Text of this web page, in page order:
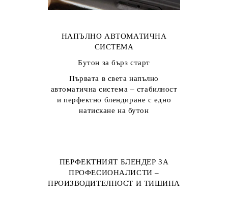
НАПЪЛНО АВТОМАТИЧНА
СИСТЕМА
Бутон за бърз старт
Първата в света напълно
автоматична система – стабилност
и перфектно блендиране с едно
натискане на бутон
ПЕРФЕКТНИЯТ БЛЕНДЕР ЗА
ПРОФЕСИОНАЛИСТИ –
ПРОИЗВОДИТЕЛНОСТ И ТИШИНА